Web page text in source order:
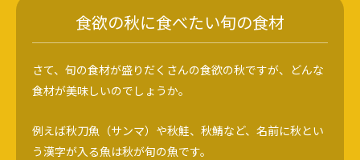
食欲の秋に食べたい旬の食材
さて、旬の食材が盛りだくさんの食欲の秋ですが、どんな
食材が美味しいのでしょうか。
例えば秋刀魚（サンマ）や秋鮭、秋鯖など、名前に秋とい
う漢字が入る魚は秋が旬の魚です。